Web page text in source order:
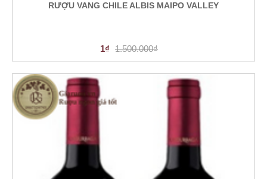
RƯỢU VANG CHILE ALBIS MAIPO VALLEY
1₫ 1.500.000₫